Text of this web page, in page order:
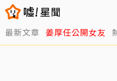
最新文章 姜厚任公開女友